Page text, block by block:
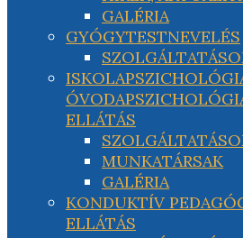
GALÉRIA
GYÓGYTESTNEVELÉS
ELLÁTÁS
MUNKATÁRSAK
GALÉRIA
KONDUKTÍV
ELLÁTÁS